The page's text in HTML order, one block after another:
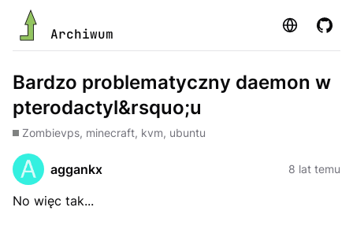
Archiwum Strona
Bardzo problematyczny daemon w
pterodactyl&rsquo;u
Zombievps, minecraft, kvm, ubuntu
aggankx 8 lat temu
No więc tak...